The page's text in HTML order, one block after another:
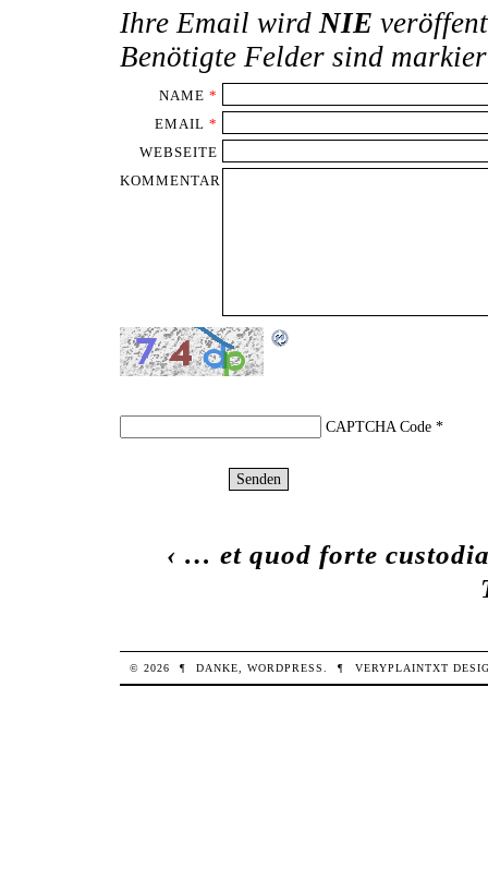
Ihre Email wirdNIE
Benötigte Felder sind
NAME *
EMAIL *
WEBSEITE
KOMMENTAR
CAPTCHA Code*
‹ … et quod forte
© 2026 ¶ DANKE,WORDPRESS ¶ VERYPLAINTXT